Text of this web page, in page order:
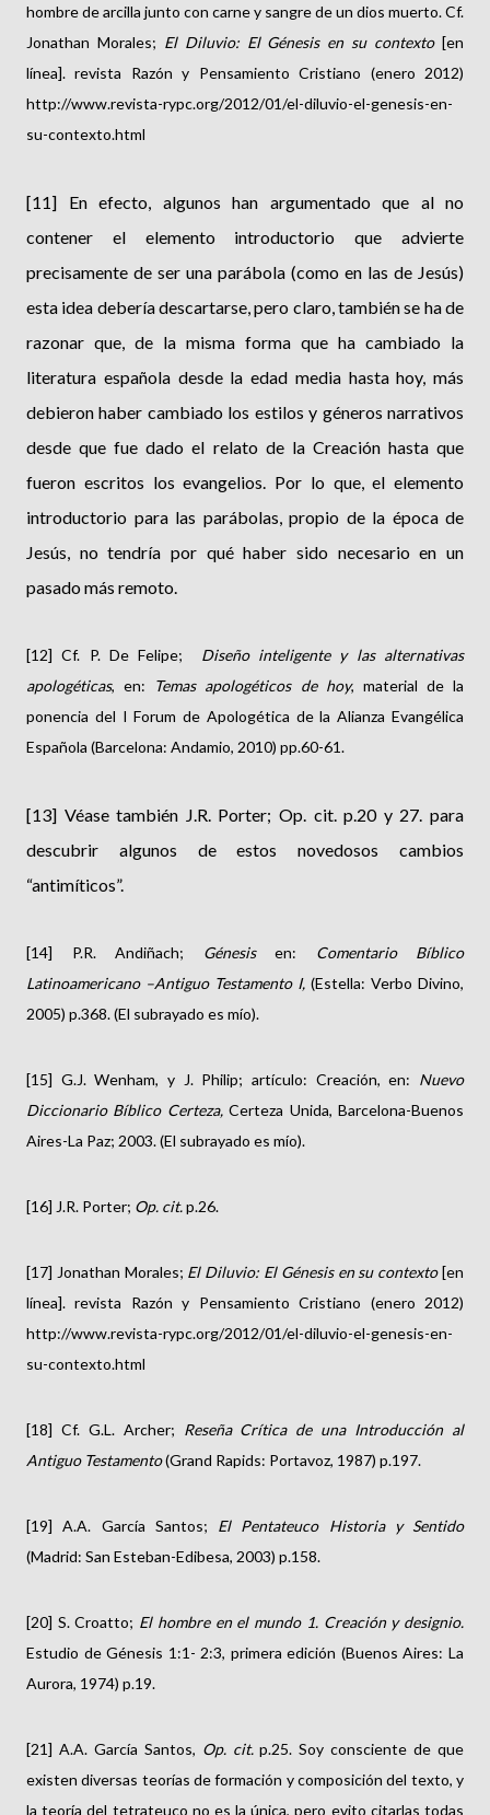
hombre de arcilla junto con carne y sangre de un dios muerto. Cf.
Jonathan Morales; El Diluvio: El Génesis en su contexto[en
línea]. revista Razón y Pensamiento Cristiano (enero 2012)
http://www.revista-rypc.org/2012/01/el-diluvio-el-genesis-en-
su-contexto.html
[11] En efecto, algunos han argumentado que al no
contener el elemento introductorio que advierte
precisamente de ser una parábola (como en las de Jesús)
esta idea debería descartarse, pero claro, también se ha de
razonar que, de la misma forma que ha cambiado la
literatura española desde la edad media hasta hoy, más
debieron haber cambiado los estilos y géneros narrativos
desde que fue dado el relato de la Creación hasta que
fueron escritos los evangelios. Por lo que, el elemento
introductorio para las parábolas, propio de la época de
Jesús, no tendría por qué haber sido necesario en un
pasado más remoto.
[12] Cf. P. De Felipe; Diseño inteligente y las alternativas
apologéticas, en: Temas apologéticos de hoy, material de la
ponencia del I Forum de Apologética de la Alianza Evangélica
Española (Barcelona: Andamio, 2010) pp.60-61.
[13] Véase también J.R. Porter; Op. cit. p.20 y 27. para
descubrir algunos de estos novedosos cambios
“antimíticos”.
[14] P.R. Andiñach; Génesisen: Comentario Bíblico
Latinoamericano –Antiguo Testamento I, (Estella: Verbo Divino,
2005) p.368. (El subrayado es mío).
[15] G.J. Wenham, y J. Philip; artículo: Creación, en: Nuevo
Diccionario Bíblico Certeza,Certeza Unida, Barcelona-Buenos
Aires-La Paz; 2003. (El subrayado es mío).
[16] J.R. Porter; Op. cit.p.26.
[17] Jonathan Morales; El Diluvio: El Génesis en su contexto[en
línea]. revista Razón y Pensamiento Cristiano (enero 2012)
http://www.revista-rypc.org/2012/01/el-diluvio-el-genesis-en-
su-contexto.html
[18] Cf. G.L. Archer; Reseña Crítica de una Introducción al
Antiguo Testamento(Grand Rapids: Portavoz, 1987) p.197.
[19] A.A. García Santos; El Pentateuco Historia y Sentido
(Madrid: San Esteban-Edibesa, 2003) p.158.
[20] S. Croatto; El hombre en el mundo 1. Creación y designio.
Estudio de Génesis 1:1- 2:3, primera edición (Buenos Aires: La
Aurora, 1974) p.19.
[21] A.A. García Santos, Op. cit.p.25. Soy consciente de que
existen diversas teorías de formación y composición del texto, y
la teoría del tetrateuco no es la única, pero evito citarlas todas